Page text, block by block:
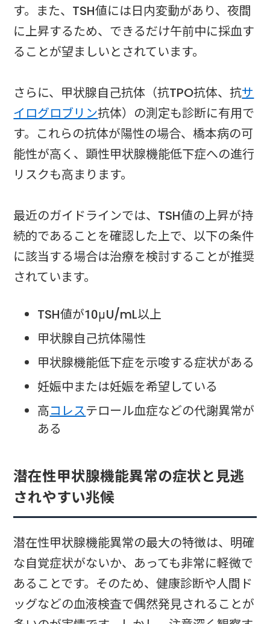
す。また、TSH値には日内変動があり、夜間
に上昇するため、できるだけ午前中に採血す
ることが望ましいとされています。
さらに、甲状腺自己抗体（抗TPO抗体、抗サ
イログロブリン抗体）の測定も診断に有用で
す。これらの抗体が陽性の場合、橋本病の可
能性が高く、顕性甲状腺機能低下症への進行
リスクも高まります。
最近のガイドラインでは、TSH値の上昇が持
続的であることを確認した上で、以下の条件
に該当する場合は治療を検討することが推奨
されています。
TSH値が10μU/mL以上
甲状腺自己抗体陽性
甲状腺機能低下症を示唆する症状がある
妊娠中または妊娠を希望している
高コレステロール血症などの代謝異常が
ある
潜在性甲状腺機能異常の症状と見逃
されやすい兆候
潜在性甲状腺機能異常の最大の特徴は、明確
な自覚症状がないか、あっても非常に軽微で
あることです。そのため、健康診断や人間ド
ッグなどの血液検査で偶然発見されることが